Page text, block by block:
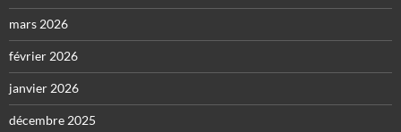
mars 2026
février 2026
janvier 2026
décembre 2025